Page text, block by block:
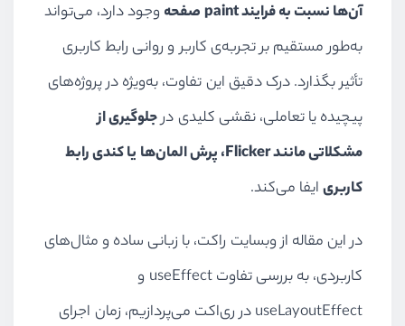
آن‌ها نسبت به فرایند paint صفحه
وجود دارد، می‌تواند
به‌طور مستقیم بر تجربه‌ی کاربر و روانی رابط کاربری
تأثیر بگذارد. درک دقیق این تفاوت، به‌ویژه در پروژه‌های
پیچیده یا تعاملی، نقشی کلیدی درجلوگیری از
مشکلاتی مانند Flicker، پرش المان‌ها یا کندی رابط
کاربریایفا می‌کند.
در این مقاله از وبسایت راکت، با زبانی ساده و مثال‌های
کاربردی، به بررسی تفاوت useEffect و
useLayoutEffect در ری‌اکت می‌پردازیم، زمان اجرای